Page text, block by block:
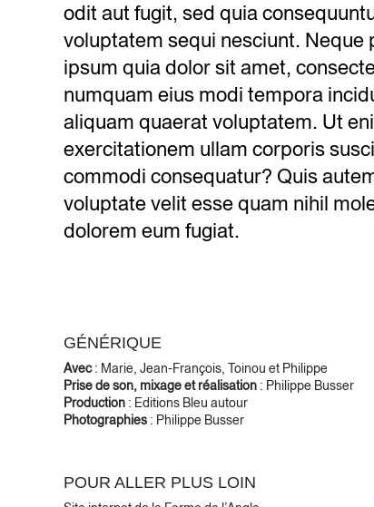
odit aut fugit, sed quia
voluptatem sequi nesciunt.
ipsum quia dolor sit amet,
numquam eius modi tempora
aliquam quaerat voluptatem. Ut
exercitationem ullam corporis
commodi consequatur? Quis
voluptate velit esse quam nihil
dolorem eum fugiat.
GÉNÉRIQUE
Avec: Marie, Jean-François, Toinou et Philippe
Prise de son, mixage et réalisation : Philippe Busser
Production : Editions Bleu autour
Photographies : Philippe Busser
POUR ALLER PLUS LOIN